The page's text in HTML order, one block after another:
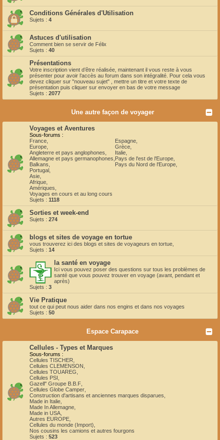
Conditions Générales d'Utilisation
Sujets : 4
Astuces d'utilisation
Comment bien se servir de Félix
Sujets : 40
Présentations
Votre inscription vient d’être réalisée, maintenant il vous reste à vous
présenter pour avoir l’accès au forum dans son intégralité. Pour cela vous
devez cliquer sur "nouveau sujet" , mettre un titre et votre texte de
présentation puis cliquer sur envoyer en bas de votre message
Sujets : 2077
Une autre façon de voyager
Voyages et Aventures
Sous-forums :
France
Europe
Angleterre et pays anglophones
Allemagne et pays germanophones
Balkans
Espagne
Grèce
Italie
Pays de l'est de l'Europe
Pays du Nord de l'Europe
Portugal
Asie
Afrique
Amériques
Voyages en cours et au long cours
Sujets : 1118
Sorties et week-end
Sujets : 274
blogs et sites de voyage en tortue
vous trouverez ici des blogs et sites de voyageurs en tortue,
Sujets : 14
la santé en voyage
Ici vous pouvez poser des questions sur tous les problèmes de
santé que vous pouvez trouver en voyage (avant, pendant et
après)
Sujets : 3
Vie Pratique
tout ce qui peut nous aider dans nos engins et dans nos voyages
Sujets : 50
Espace Carapace
Cellules - Types et Marques
Sous-forums :
Cellules TISCHER
Cellules CLEMENSON
Cellules TOUAREG
Cellules PSI
Gazell" Groupe B.B.F
Cellules Globe Camper
Construction d'artisans et anciennes marques disparues
Made in Italie
Made In Allemagne
Made in USA
Autres EUROPE
Cellules du monde (Import)
Nos cousins les camions et autres fourgons
Sujets : 523